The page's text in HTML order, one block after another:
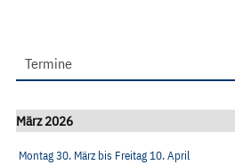
Termine
März 2026
Montag 30. März bis Freitag 10. April